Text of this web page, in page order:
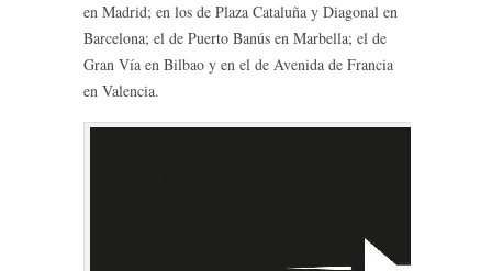
en Madrid; en los de Plaza Cataluña y Diagonal en
Barcelona; el de Puerto Banús en Marbella; el de
Gran Vía en Bilbao y en el de Avenida de Francia
en Valencia.